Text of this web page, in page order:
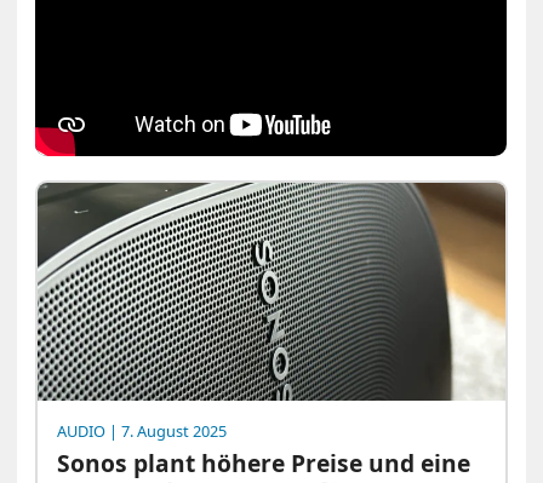
AUDIO | 7. August 2025
Sonos plant höhere Preise und eine